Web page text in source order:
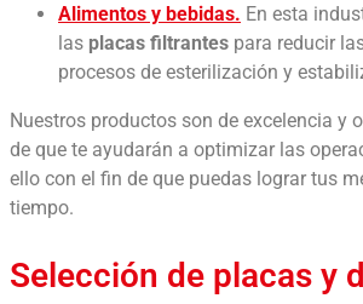
Alimentos y bebidas. En esta
las placas filtrantes para reducir
procesos de esterilización y
Nuestros productos son de excelencia y
de que te ayudarán a optimizar las
ello con el fin de que puedas lograr tus
tiempo.
Selección de placas y